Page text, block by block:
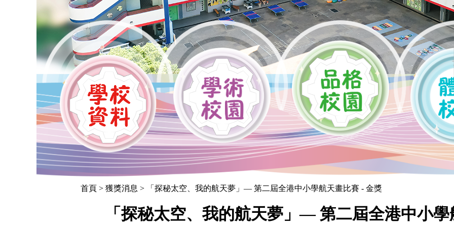
首頁 > 獲獎消息 > 「探秘太空、我的航天夢」— 第二屆全港中小學航天畫比賽 - 金獎
「探秘太空、我的航天夢」— 第二屆全港中小